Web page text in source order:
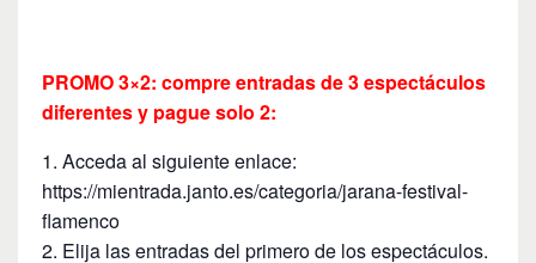
PROMO 3×2: compre entradas de 3 espectáculos
diferentes y pague solo 2:
Acceda al siguiente enlace:
https://mientrada.janto.es/categoria/jarana-festival-
flamenco
Elija las entradas del primero de los espectáculos.